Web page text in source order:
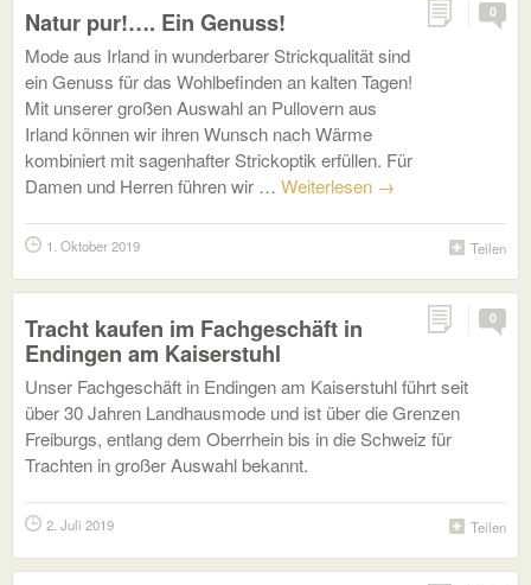
0
Natur pur!…. Ein Genuss!
Mode aus Irland in wunderbarer Strickqualität sind
ein Genuss für das Wohlbefinden an kalten Tagen!
Mit unserer großen Auswahl an Pullovern aus
Irland können wir ihren Wunsch nach Wärme
kombiniert mit sagenhafter Strickoptik erfüllen. Für
Damen und Herren führen wir … Weiterlesen →
Teilen
1. Oktober 2019
0
Tracht kaufen im Fachgeschäft in
Endingen am Kaiserstuhl
Unser Fachgeschäft in Endingen am Kaiserstuhl führt seit
über 30 Jahren Landhausmode und ist über die Grenzen
Freiburgs, entlang dem Oberrhein bis in die Schweiz für
Trachten in großer Auswahl bekannt.
Teilen
2. Juli 2019